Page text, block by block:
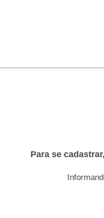
Para se